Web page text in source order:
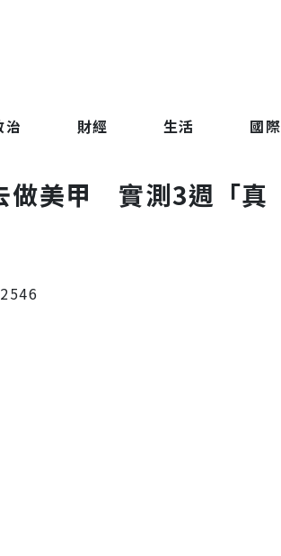
治 財經 生活 國際
做美甲 實測3週「真
2546